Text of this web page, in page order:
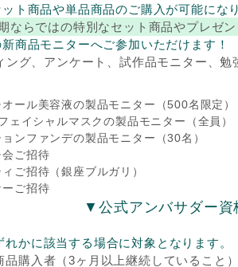
ト商品や単品商品のご購入が可能にな
ならではの特別なセット商品やプレゼ
商品モニターへご参加いただけます！
グ、アンケート、試作品モニター、勉
オール美容液の製品モニター（500名限定）
ェイシャルマスクの製品モニター（全員）
ョンファンデの製品モニター（30名）
会ご招待
ィご招待（銀座ブルガリ）
ーご招待
▼公式アンバサダー資
れかに該当する場合に対象となります。
品購入者（3ヶ月以上継続していること）